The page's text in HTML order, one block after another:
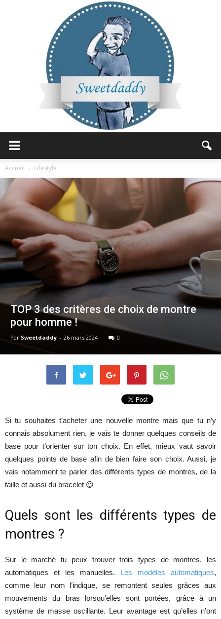
Accueil Lifestyle
TOP 3 des critères de choix de montre
pour homme !
Par Sweetdaddy - 26 mars 2024 0
Si tu souhaites t’acheter une nouvelle montre mais que tu n’y
connais absolument rien, je vais te donner quelques conseils de
base pour t’orienter sur ton choix. En effet, mieux vaut savoir
quelques points de base afin de bien faire son choix. Aussi, je
vais notamment te parler des différents types de montres, de la
taille et aussi du bracelet 😉
Quels sont les différents types de
montres ?
Sur le marché tu peux trouver trois types de montres, les
automatiques et les manuelles. Les modèles automatiques,
comme leur nom l’indique, se remontent seules grâces aux
mouvements du bras lorsqu’elles sont portées, grâce à un
système de masse oscillante. Leur avantage est qu’elles n’ont